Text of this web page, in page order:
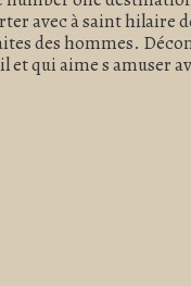
avec à saint hilaire
des hommes.
qui aime s amuser